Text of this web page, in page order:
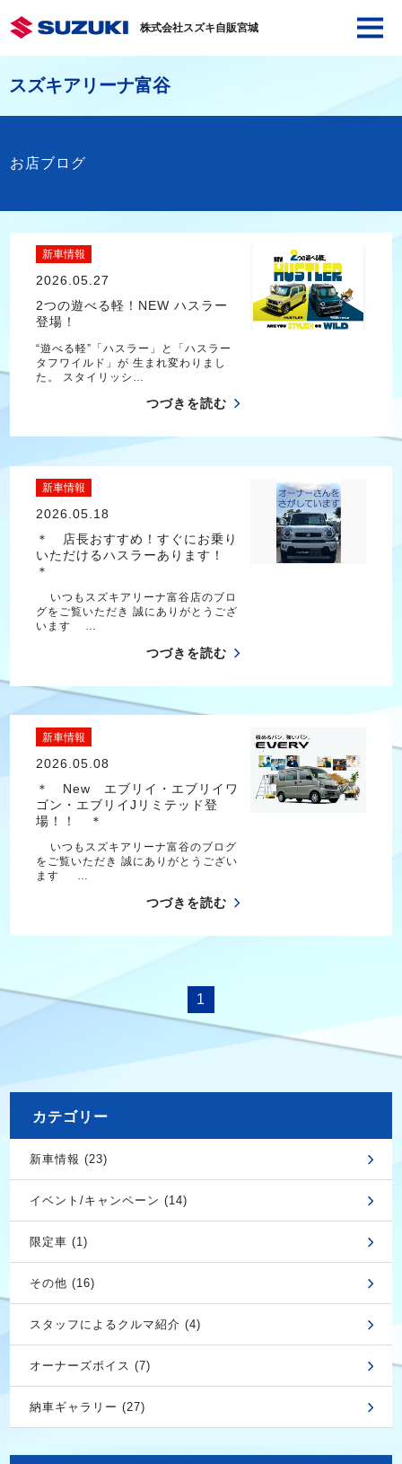
株式会社スズキ自販宮城
スズキアリーナ富谷
お店ブログ
新車情報
2026.05.27
2つの遊べる軽！NEW ハスラー
登場！
“遊べる軽”「ハスラー」と「ハスラー
タフワイルド」が 生まれ変わりまし
た。 スタイリッシ…
つづきを読む
新車情報
2026.05.18
＊ 店長おすすめ！すぐにお乗り
いただけるハスラーあります！
＊
いつもスズキアリーナ富谷店のブロ
グをご覧いただき 誠にありがとうござ
います …
つづきを読む
新車情報
2026.05.08
＊ New エブリイ・エブリイワ
ゴン・エブリイJリミテッド登
場！！ ＊
いつもスズキアリーナ富谷のブログ
をご覧いただき 誠にありがとうござい
ます …
つづきを読む
1
カテゴリー
新車情報 (23)
イベント/キャンペーン (14)
限定車 (1)
その他 (16)
スタッフによるクルマ紹介 (4)
オーナーズボイス (7)
納車ギャラリー (27)